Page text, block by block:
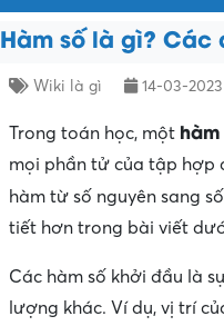
Hàm số là gì? Các
Wiki là gì 14-03-2023
Trong toán học, một
mọi phần tử của tập hợp
hàm từ số nguyên sang
tiết hơn trong bài viết
Các hàm số khởi đầu là
lượng khác. Ví dụ, vị trí